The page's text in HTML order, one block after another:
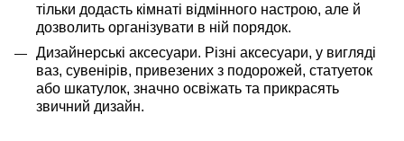
тільки додасть кімнаті відмінного настрою, але й
дозволить організувати в ній порядок.
Дизайнерські аксесуари. Різні аксесуари, у вигляді
ваз, сувенірів, привезених з подорожей, статуеток
або шкатулок, значно освіжать та прикрасять
звичний дизайн.